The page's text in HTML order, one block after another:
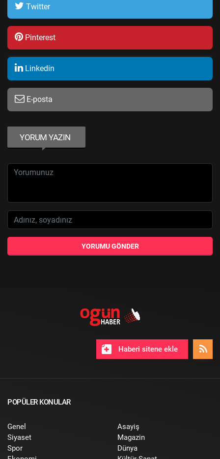
Twitter
Pinterest
Linkedin
E-posta
YORUM YAZIN
YORUMU GÖNDER
Haberi sitene ekle
POPÜLER KONULAR
Genel
Siyaset
Spor
Asayiş
Magazin
Dünya